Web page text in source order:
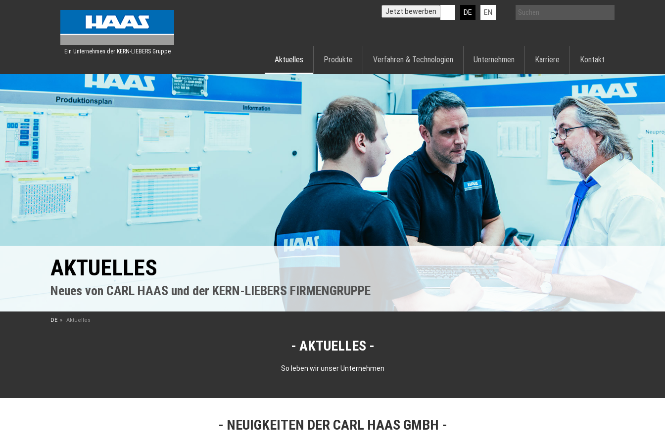
Ein Unternehmen der KERN-LIEBERS Gruppe
DE EN
Jetzt bewerben
Aktuelles Produkte Verfahren & Technologien Unternehmen Karriere Kontakt
AKTUELLES
Neues von CARL HAAS und der KERN-LIEBERS FIRMENGRUPPE
DE Aktuelles
AKTUELLES
So leben wir unser Unternehmen
NEUIGKEITEN DER CARL HAAS GMBH